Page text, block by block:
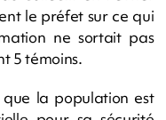
le préfet sur ce qui
ne sortait pas
5 témoins.
la population est